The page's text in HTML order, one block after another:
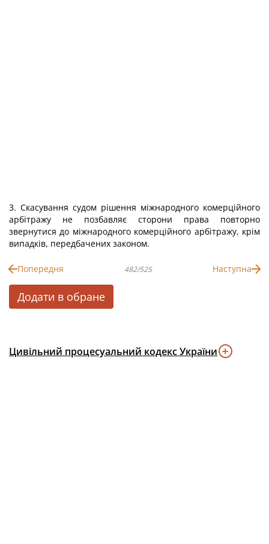
3. Скасування судом рішення міжнародного комерційного
арбітражу не позбавляє сторони права повторно
звернутися до міжнародного комерційного арбітражу, крім
випадків, передбачених законом.
Попередня 482/525 Наступна
Додати в обране
Цивільний процесуальний кодекс України